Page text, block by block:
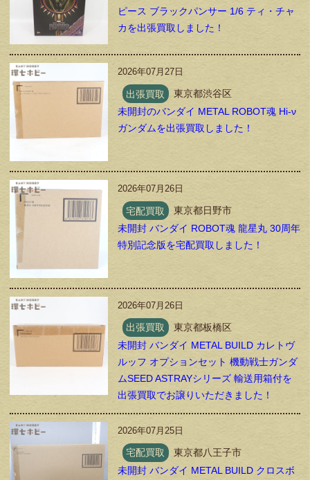
ピース ブラックパンサー 1/6 ティ・チャ
カを出張買取しました！
2026年07月27日
出張買取
東京都渋谷区
未開封のバンダイ METAL ROBOT魂 Hi-ν
ガンダムを出張買取しました！
2026年07月26日
宅配買取
東京都日野市
未開封 バンダイ ROBOT魂 龍星丸 30周年
特別記念版を宅配買取しました！
2026年07月26日
出張買取
東京都板橋区
未開封 バンダイ METAL BUILD カレトヴ
ルッフ オプションセット 機動戦士ガンダ
ムSEED ASTRAYシリーズ 輸送用箱付を
出張買取でお譲りいただきました！
2026年07月25日
宅配買取
東京都八王子市
未開封 バンダイ METAL BUILD クロスボ